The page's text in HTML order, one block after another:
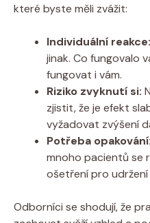
které byste měli ⁢zvážit:
Individuální ⁤reakce:
jinak. Co fungovalo
fungovat i vám.
Riziko zvyknutí si:
zjistit, že je ⁣efekt
vyžadovat zvýšení
Potřeba opakování:
mnoho pacientů se
ošetření pro udržení
Odborníci se shodují, že